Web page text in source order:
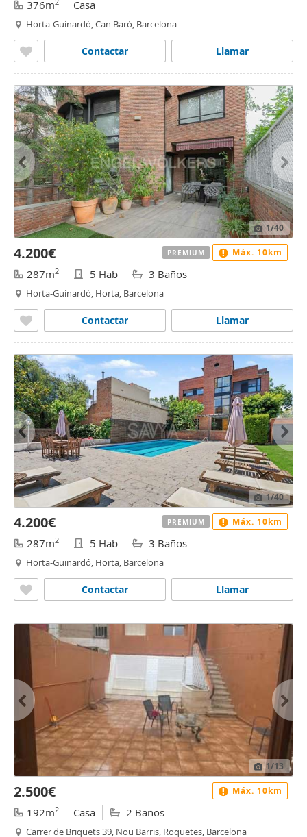
376m Casa
Horta-Guinardó, Can Baró, Barcelona
Llamar
Contactar
1/40
4.200€
287m2 5 Hab 3 Baños
Horta-Guinardó, Horta, Barcelona
Llamar
Contactar
PREMIUM Máx. 10km
1/40
4.200€
287m2 5 Hab 3 Baños
Horta-Guinardó, Horta, Barcelona
Llamar
Contactar
PREMIUM Máx. 10km
1/13
2.500€
192m2 Casa 2 Baños
Carrer de Briquets 39, Nou Barris, Roquetes, Barcelona
Máx. 10km